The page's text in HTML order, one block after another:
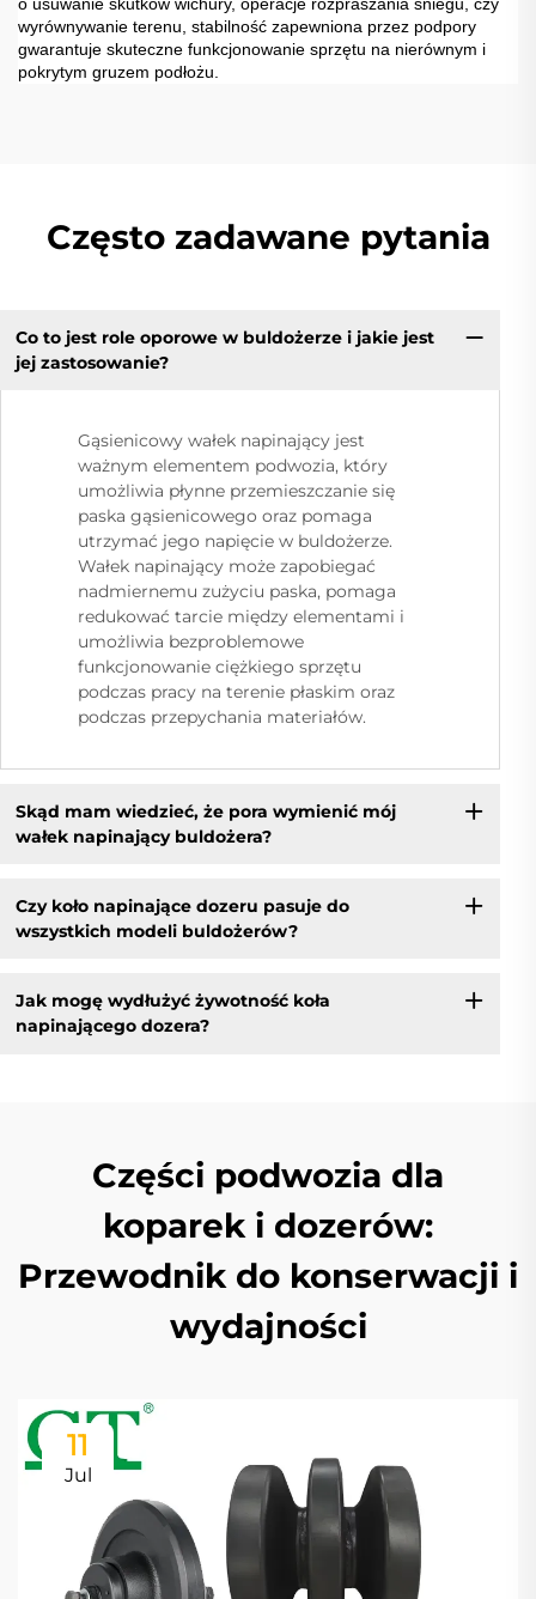
wyrównywanie terenu, stabilność zapewniona przez podpory
gwarantuje skuteczne funkcjonowanie sprzętu na nierównym i
pokrytym gruzem podłożu.
Często zadawane pytania
Co to jest role oporowe w buldożerze i jakie jest
jej zastosowanie?
Gąsienicowy wałek napinający jest
ważnym elementem podwozia, który
umożliwia płynne przemieszczanie się
paska gąsienicowego oraz pomaga
utrzymać jego napięcie w buldożerze.
Wałek napinający może zapobiegać
nadmiernemu zużyciu paska, pomaga
redukować tarcie między elementami i
umożliwia bezproblemowe
funkcjonowanie ciężkiego sprzętu
podczas pracy na terenie płaskim oraz
podczas przepychania materiałów.
Skąd mam wiedzieć, że pora wymienić mój
wałek napinający buldożera?
Czy koło napinające dozeru pasuje do
wszystkich modeli buldożerów?
Jak mogę wydłużyć żywotność koła
napinającego dozera?
Części podwozia dla
koparek i dozerów:
Przewodnik do konserwacji i
wydajności
11
Jul